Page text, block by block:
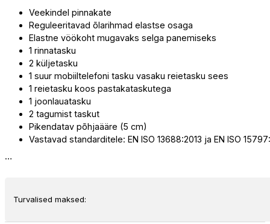
kogusVeekindel pinnakate
Reguleeritavad õlarihmad elastse osaga
Elastne vöökoht mugavaks selga panemiseks
1 rinnatasku
2 küljetasku
1 suur mobiiltelefoni tasku vasaku reietasku sees
1 reietasku koos pastakataskutega
1 joonlauatasku
2 tagumist taskut
Pikendatav põhjaääre (5 cm)
Vastavad standarditele: EN ISO 13688:2013 ja EN ISO
…
Turvalised maksed: